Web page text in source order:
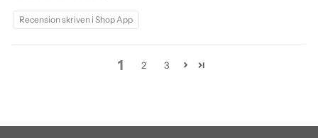
Recension skriven i Shop App
1 2 3